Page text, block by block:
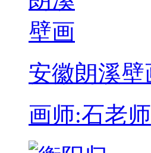
安徽朗溪壁
画师:石老师